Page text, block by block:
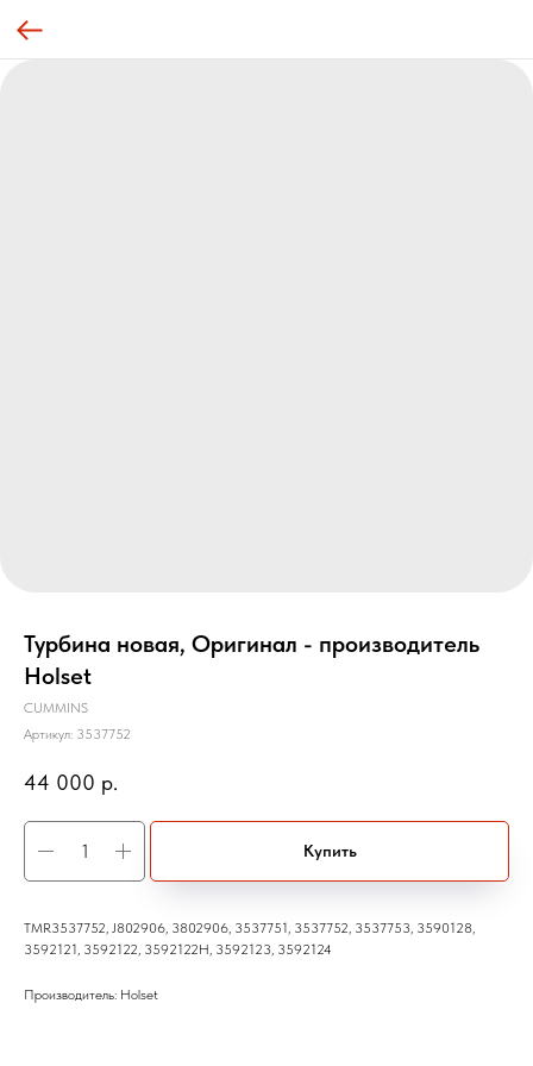
Турбина новая, Оригинал - производитель
Holset
CUMMINS
Артикул: 3537752
44 000 р.
Купить
TMR3537752, J802906, 3802906, 3537751, 3537752, 3537753, 3590128,
3592121, 3592122, 3592122H, 3592123, 3592124
Производитель: Holset